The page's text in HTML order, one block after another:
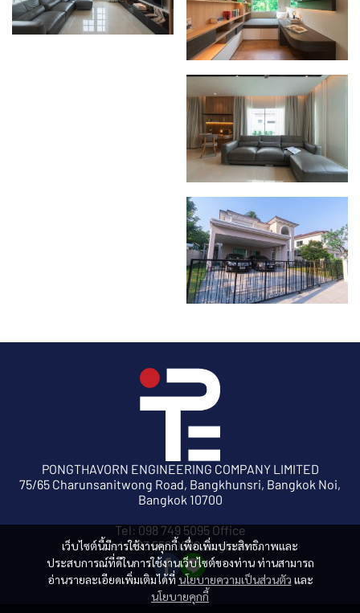
เว็บไซต์นี้มีการใช้งานคุกกี้ เพื่อเพิ่มประสิทธิภาพและ
ประสบการณ์ที่ดีในการใช้งานเว็บไซต์ของท่าน ท่านสามารถ
อ่านรายละเอียดเพิ่มเติมได้ที่นโยบายความเป็นส่วนตัว และ
นโยบายคุกกี้
PONGTHAVORN ENGINEERING COMPANY LIMITED
75/65 Charunsanitwong Road, Bangkhunsri, Bangkok Noi,
Bangkok 10700
Tel: 098 749 5095 Office
Tel: 093 556 0666 Engineer